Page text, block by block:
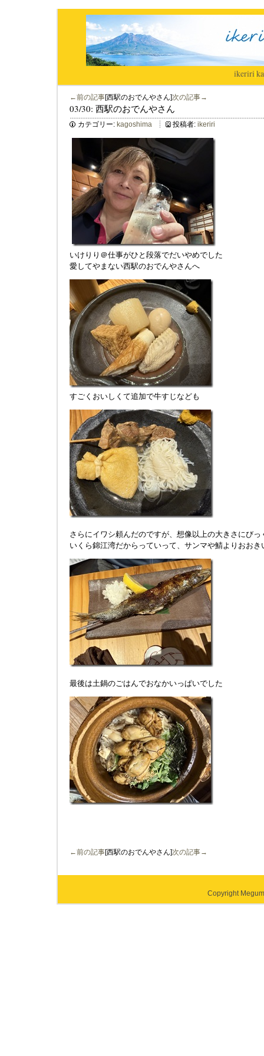
ikeriri|
←前の記事[西駅のおでんやさん]次の記事→
03/30: 西駅のおでんやさん
カテゴリー: kagoshima 投稿者: ikeriri
いけりり＠仕事がひと段落でだいやめでした
愛してやまない西駅のおでんやさんへ
すごくおいしくて追加で牛すじなども
さらにイワシ頼んだのですが、想像以上の大きさにびっ
いくら錦江湾だからっていって、サンマや鯖よりおおき
最後は土鍋のごはんでおなかいっぱいでした
←前の記事[西駅のおでんやさん]次の記事→
Copyright